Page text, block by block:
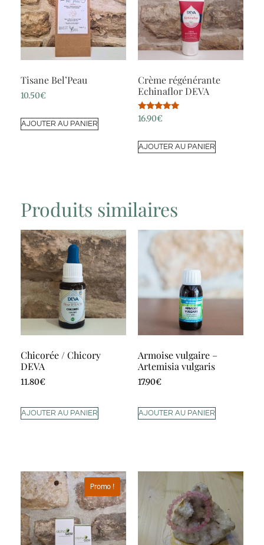
Tisane Bel’Peau
10.50€
AJOUTER AU PANIER
Crème régénérante
Echinaflor DEVA
Note
5.00
16.90€
AJOUTER AU PANIER
Produits similaires
Chicorée / Chicory
DEVA
11.80€
AJOUTER AU PANIER
Armoise vulgaire –
Artemisia vulgaris
17.90€
AJOUTER AU PANIER
Promo !